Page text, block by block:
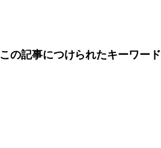
この記事につけられたキーワード